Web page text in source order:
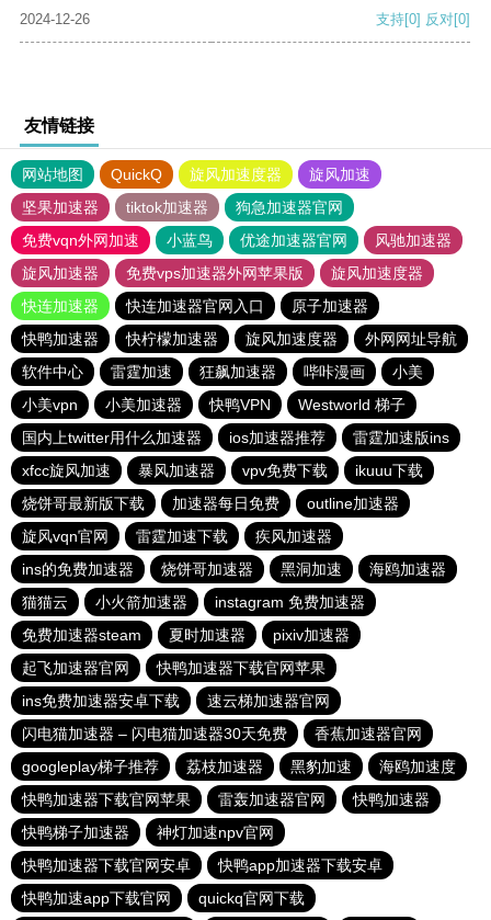
2024-12-26 支持[0] 反对[0]
友情链接
网站地图 QuickQ 旋风加速度器
旋风加速
坚果加速器
tiktok加速器
狗急加速器官网
免费vqn外网加速
小蓝鸟 优途加速器官网
风驰加速器
旋风加速器
免费vps加速器外网苹果版
旋风加速度器
快连加速器
快连加速器官网入口
原子加速器
快鸭加速器
快柠檬加速器 旋风加速度器
外网网址导航
软件中心
雷霆加速 狂飙加速器 哔咔漫画
小美
小美vpn
小美加速器 快鸭VPN
Westworld 梯子
国内上twitter用什么加速器
ios加速器推荐
雷霆加速版ins
xfcc旋风加速
暴风加速器 vpv免费下载
ikuuu下载
烧饼哥最新版下载
加速器每日免费
outline加速器
旋风vqn官网
雷霆加速下载
疾风加速器
ins的免费加速器
烧饼哥加速器 黑洞加速
海鸥加速器
猫猫云
小火箭加速器
instagram 免费加速器
免费加速器steam
夏时加速器
pixiv加速器
起飞加速器官网
快鸭加速器下载官网苹果
ins免费加速器安卓下载
速云梯加速器官网
闪电猫加速器 – 闪电猫加速器30天免费
香蕉加速器官网
googleplay梯子推荐
荔枝加速器 黑豹加速
海鸥加速度
快鸭加速器下载官网苹果
雷轰加速器官网
快鸭加速器
快鸭梯子加速器
神灯加速npv官网
快鸭加速器下载官网安卓
快鸭app加速器下载安卓
快鸭加速app下载官网
quickq官网下载